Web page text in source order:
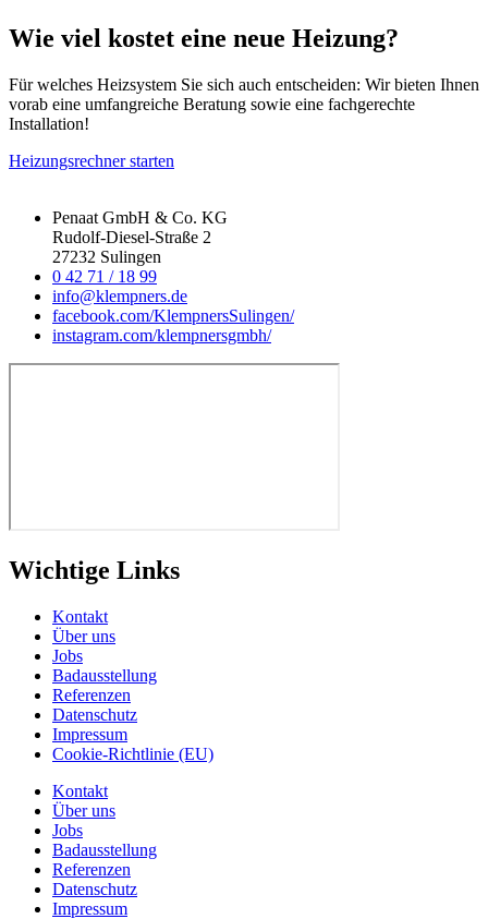
Wie viel kostet eine neue Heizung?
Für welches Heizsystem Sie sich auch entscheiden: Wir bieten Ihnen
vorab eine umfangreiche Beratung sowie eine fachgerechte
Installation!
Heizungsrechner starten
Penaat GmbH & Co. KG
Rudolf-Diesel-Straße 2
27232 Sulingen
0 42 71 / 18 99
info@klempners.de
facebook.com/KlempnersSulingen/
instagram.com/klempnersgmbh/
Wichtige Links
Kontakt
Über uns
Jobs
Badausstellung
Referenzen
Datenschutz
Impressum
Cookie-Richtlinie (EU)
Kontakt
Über uns
Jobs
Badausstellung
Referenzen
Datenschutz
Impressum